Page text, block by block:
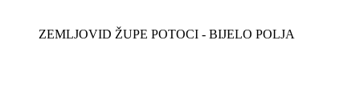
ZEMLJOVID ŽUPE POTOCI - BIJELO POLJA